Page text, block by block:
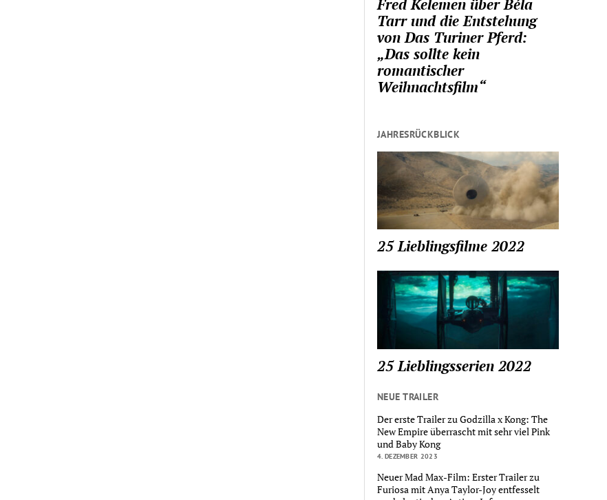
Fred Kelemen über Béla
Tarr und die Entstehung
von Das Turiner Pferd:
„Das sollte kein
romantischer
Weihnachtsfilm“
JAHRESRÜCKBLICK
25 Lieblingsfilme 2022
25 Lieblingsserien 2022
NEUE TRAILER
Der erste Trailer zu Godzilla x Kong: The
New Empire überrascht mit sehr viel Pink
und Baby Kong
4. DEZEMBER 2023
Neuer Mad Max-Film: Erster Trailer zu
Furiosa mit Anya Taylor-Joy entfesselt